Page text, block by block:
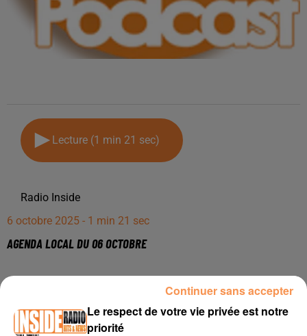
Lecture (1 min 21 sec)
Radio Inside
6 octobre 2025 - 1 min 21 sec
AGENDA LOCAL DU 06 OCTOBRE
00:11 LOURDES / Loto vendredi 10 octobre à 20h30 à
00:23 GELOS / Les Atelier bien-etre organisé dasn le cadre
Le respect de votre vie privée est notre
priorité
Continuer sans accepter